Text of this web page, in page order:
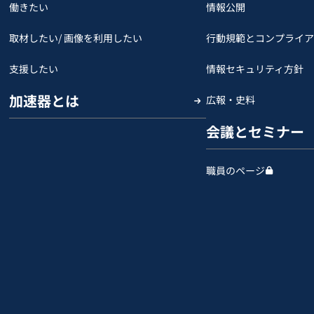
働きたい
取材したい/ 画像を利用したい
支援したい
加速器とは
情報公開
行動規範とコンプライ
情報セキュリティ方針
広報・史料
会議とセミナー
職員のページ